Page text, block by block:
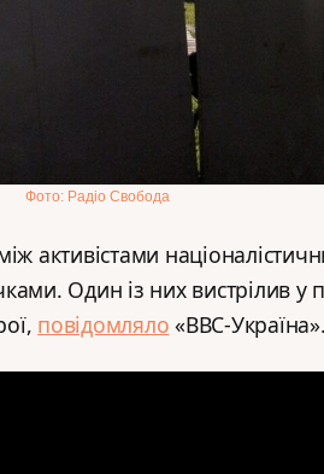
Фото: Радіо Свобода
активістами
Один із них вистрілив у
повідомляло «BBC-Україна».